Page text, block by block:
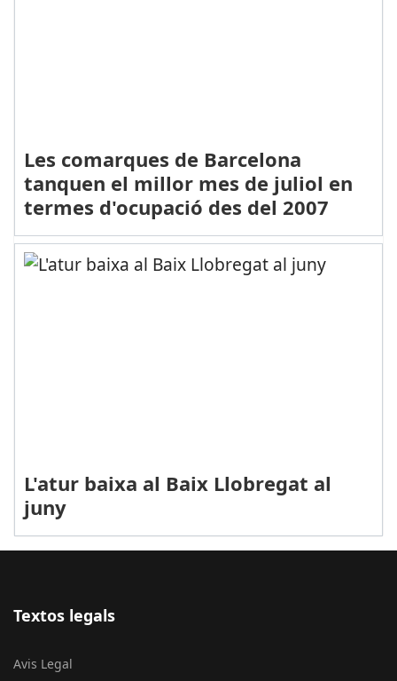
Les comarques de Barcelona
tanquen el millor mes de juliol en
termes d'ocupació des del 2007
L'atur baixa al Baix Llobregat al
juny
Textos legals
Avis Legal